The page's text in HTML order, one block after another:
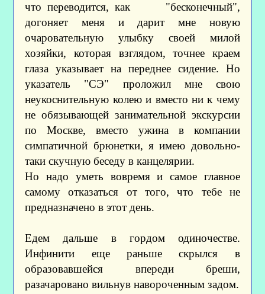
что переводится, как "бесконечный",
догоняет меня и дарит мне новую
очаровательную улыбку своей милой
хозяйки, которая взглядом, точнее краем
глаза указывает на переднее сидение. Но
указатель "СЭ" проложил мне свою
неукоснительную колею и вместо ни к чему
не обязывающей занимательной экскурсии
по Москве, вместо ужина в компании
симпатичной брюнетки, я имею довольно-
таки скучную беседу в канцелярии.
Но надо уметь вовремя и самое главное
самому отказаться от того, что тебе не
предназначено в этот день.
Едем дальше в гордом одиночестве.
Инфинити еще раньше скрылся в
образовавшейся впереди бреши,
разачаровано вильнув навороченным задом.